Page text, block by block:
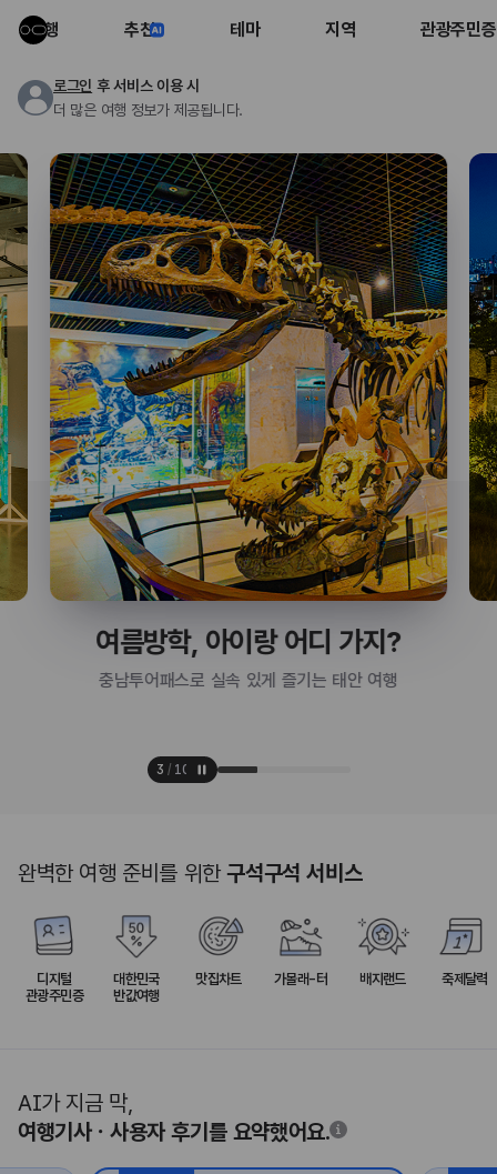
여행 추천 테마 지역 관광주민증
로그인 후 서비스 이용 시
더 많은 여행 정보가 제공됩니다.
여름방학, 아이랑 어디 가지?
충남투어패스로 실속 있게 즐기는 태안 여행
3 / 10
완벽한 여행 준비를 위한구석구석 서비스
디지털
관광주민증
대한민국
반값여행
맛집차트 가볼래-터 배지랜드 축제달력
AI가 지금 막,
여행기사ㆍ사용자 후기를 요약했어요.